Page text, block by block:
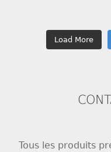
Load More
Tous les produits